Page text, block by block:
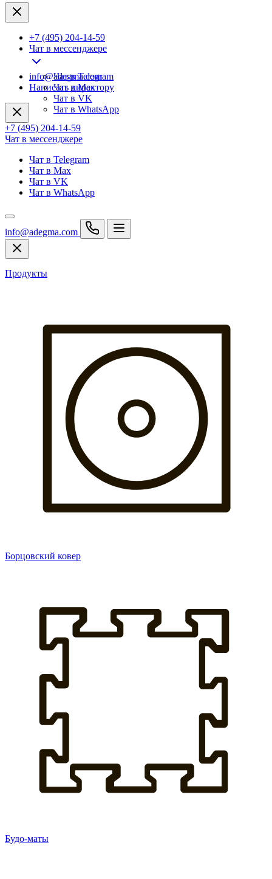
+7 (495) 204-14-59
Чат в мессенджере
Чат в Telegram
Чат в Max
Чат в VK
Чат в WhatsApp
info@adegma.com
Написать директору
+7 (495) 204-14-59
Чат в мессенджере
Чат в Telegram
Чат в Max
Чат в VK
Чат в WhatsApp
info@adegma.com
Продукты
Борцовский ковер
Будо-маты